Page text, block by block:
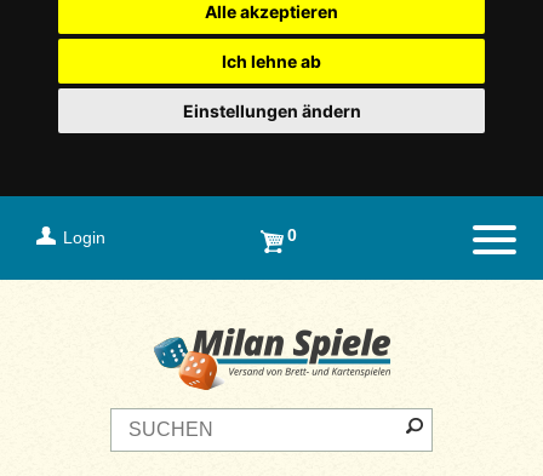
Alle akzeptieren
Ich lehne ab
Einstellungen ändern
Login 0